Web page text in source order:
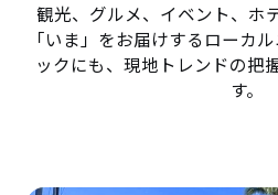
観光、グルメ、イベント、ホ
「いま」をお届けするローカ
ックにも、現地トレンドの把
す。